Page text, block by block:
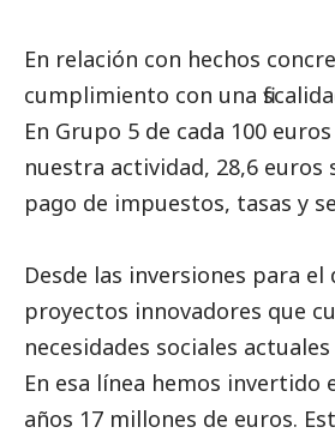
En relación con hechos
cumplimiento con una
En Grupo 5 de cada 100
nuestra actividad, 28,6 euros
pago de impuestos, tasas y
Desde las inversiones para
proyectos innovadores que
necesidades sociales
En esa línea hemos invertido
años 17 millones de euros.